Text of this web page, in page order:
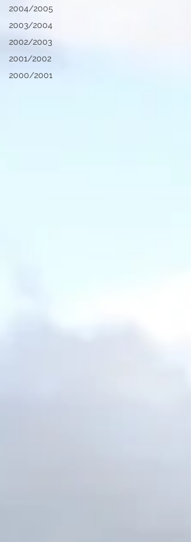
2004/2005
2003/2004
2002/2003
2001/2002
2000/2001